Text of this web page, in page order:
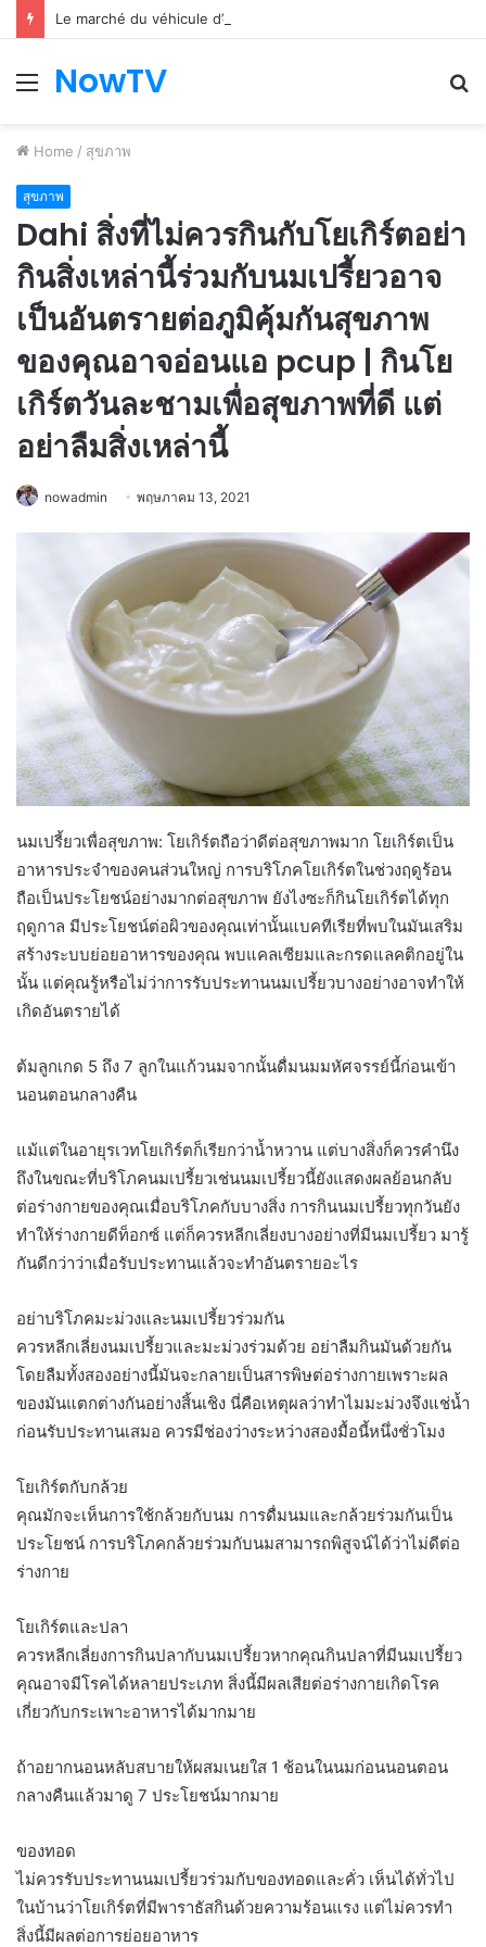
Le marché du véhicule d’occasion en plein essor
Menu
NowTV
Home / สุขภาพ
สุขภาพ
Dahi สิ่งที่ไม่ควรกินกับโยเกิร์ตอย่า
กินสิ่งเหล่านี้ร่วมกับนมเปรี้ยวอาจ
เป็นอันตรายต่อภูมิคุ้มกันสุขภาพ
ของคุณอาจอ่อนแอ pcup | กินโย
เกิร์ตวันละชามเพื่อสุขภาพที่ดี แต่
อย่าลืมสิ่งเหล่านี้
nowadmin พฤษภาคม 13, 2021
นมเปรี้ยวเพื่อสุขภาพ: โยเกิร์ตถือว่าดีต่อสุขภาพมาก โยเกิร์ตเป็น
อาหารประจำของคนส่วนใหญ่ การบริโภคโยเกิร์ตในช่วงฤดูร้อน
ถือเป็นประโยชน์อย่างมากต่อสุขภาพ ยังไงซะก็กินโยเกิร์ตได้ทุก
ฤดูกาล มีประโยชน์ต่อผิวของคุณเท่านั้นแบคทีเรียที่พบในมันเสริม
สร้างระบบย่อยอาหารของคุณ พบแคลเซียมและกรดแลคติกอยู่ใน
นั้น แต่คุณรู้หรือไม่ว่าการรับประทานนมเปรี้ยวบางอย่างอาจทำให้
เกิดอันตรายได้
ต้มลูกเกด 5 ถึง 7 ลูกในแก้วนมจากนั้นดื่มนมมหัศจรรย์นี้ก่อนเข้า
นอนตอนกลางคืน
แม้แต่ในอายุรเวทโยเกิร์ตก็เรียกว่าน้ำหวาน แต่บางสิ่งก็ควรคำนึง
ถึงในขณะที่บริโภคนมเปรี้ยวเช่นนมเปรี้ยวนี้ยังแสดงผลย้อนกลับ
ต่อร่างกายของคุณเมื่อบริโภคกับบางสิ่ง การกินนมเปรี้ยวทุกวันยัง
ทำให้ร่างกายดีท็อกซ์ แต่ก็ควรหลีกเลี่ยงบางอย่างที่มีนมเปรี้ยว มารู้
กันดีกว่าว่าเมื่อรับประทานแล้วจะทำอันตรายอะไร
อย่าบริโภคมะม่วงและนมเปรี้ยวร่วมกัน
ควรหลีกเลี่ยงนมเปรี้ยวและมะม่วงร่วมด้วย อย่าลืมกินมันด้วยกัน
โดยลืมทั้งสองอย่างนี้มันจะกลายเป็นสารพิษต่อร่างกายเพราะผล
ของมันแตกต่างกันอย่างสิ้นเชิง นี่คือเหตุผลว่าทำไมมะม่วงจึงแช่น้ำ
ก่อนรับประทานเสมอ ควรมีช่องว่างระหว่างสองมื้อนี้หนึ่งชั่วโมง
โยเกิร์ตกับกล้วย
คุณมักจะเห็นการใช้กล้วยกับนม การดื่มนมและกล้วยร่วมกันเป็น
ประโยชน์ การบริโภคกล้วยร่วมกับนมสามารถพิสูจน์ได้ว่าไม่ดีต่อ
ร่างกาย
โยเกิร์ตและปลา
ควรหลีกเลี่ยงการกินปลากับนมเปรี้ยวหากคุณกินปลาที่มีนมเปรี้ยว
คุณอาจมีโรคได้หลายประเภท สิ่งนี้มีผลเสียต่อร่างกายเกิดโรค
เกี่ยวกับกระเพาะอาหารได้มากมาย
ถ้าอยากนอนหลับสบายให้ผสมเนยใส 1 ช้อนในนมก่อนนอนตอน
กลางคืนแล้วมาดู 7 ประโยชน์มากมาย
ของทอด
ไม่ควรรับประทานนมเปรี้ยวร่วมกับของทอดและคั่ว เห็นได้ทั่วไป
ในบ้านว่าโยเกิร์ตที่มีพาราธัสกินด้วยความร้อนแรง แต่ไม่ควรทำ
สิ่งนี้มีผลต่อการย่อยอาหาร